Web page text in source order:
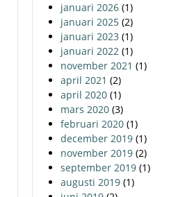
januari 2026 (1)
januari 2025 (2)
januari 2023 (1)
januari 2022 (1)
november 2021 (1)
april 2021 (2)
april 2020 (1)
mars 2020 (3)
februari 2020 (1)
december 2019 (1)
november 2019 (2)
september 2019 (1)
augusti 2019 (1)